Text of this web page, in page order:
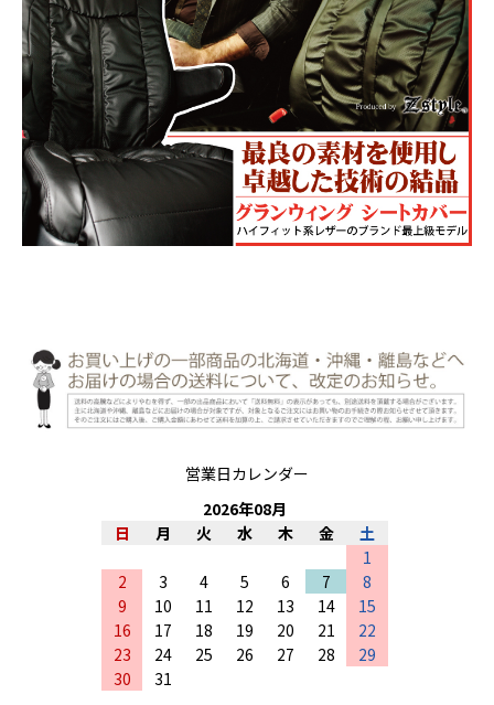
営業日カレンダー
2026年08月
日
月 火 水 木 金
土
1
2
3 4 5 6 7
8
9
10 11 12 13 14
15
16
17 18 19 20 21
22
23
24 25 26 27 28
29
30
31